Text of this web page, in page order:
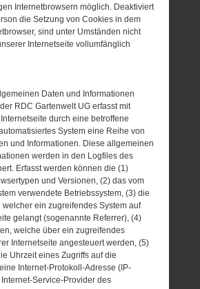
Internetbrowsern möglich. Deaktiviert
die Setzung von Cookies in dem
sind unter Umständen nicht
Internetseite vollumfänglich
Daten und Informationen
RDC Gartenwelt UG erfasst mit
durch eine betroffene
System eine Reihe von
und Informationen. Diese allgemeinen
werden in den Logfiles des
Erfasst werden können die (1)
und Versionen, (2) das vom
verwendete Betriebssystem, (3) die
welcher ein zugreifendes System auf
gelangt (sogenannte Referrer), (4)
welche über ein zugreifendes
Internetseite angesteuert werden, (5)
Uhrzeit eines Zugriffs auf die
Internet-Protokoll-Adresse (IP-
Service-Provider des